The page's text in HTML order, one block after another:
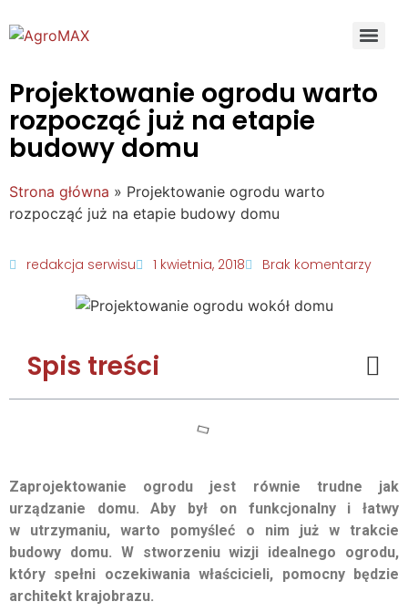
Projektowanie ogrodu warto
rozpocząć już na etapie
budowy domu
Strona główna » Projektowanie ogrodu warto
rozpocząć już na etapie budowy domu
redakcja serwisu 1 kwietnia, 2018 Brak komentarzy
Spis treści
Zaprojektowanie ogrodu jest równie trudne jak
urządzanie domu. Aby był on funkcjonalny i łatwy
w utrzymaniu, warto pomyśleć o nim już w trakcie
budowy domu. W stworzeniu wizji idealnego ogrodu,
który spełni oczekiwania właścicieli, pomocny będzie
architekt krajobrazu.